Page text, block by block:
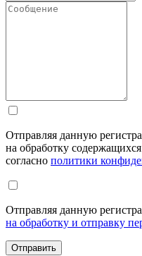
Отправляя данную
на обработку
согласно политики
Отправляя данную
на обработку и отправку